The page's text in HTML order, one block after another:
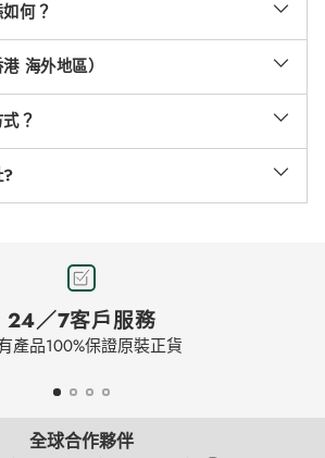
何？
海外地區）
？
?
24／7客戶服務
產品100%保證原裝正貨
全球合作夥伴